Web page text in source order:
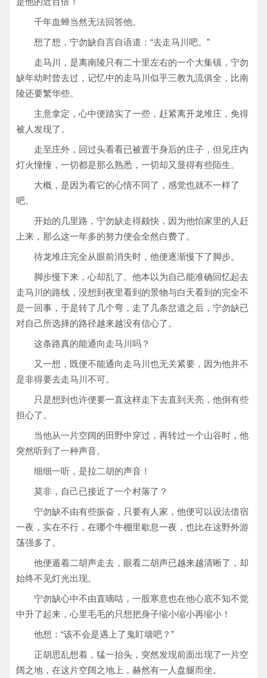
千年血蝉当然无法回答他。
想了想，宁勿缺自言自语道：“去走马川吧。”
走马川，是离南陵只有二十里左右的一个大集镇，宁勿
缺年幼时曾去过，记忆中的走马川似乎三教九流俱全，比南
陵还要繁华些。
主意拿定，心中便踏实了一些，赶紧离开龙堆庄，免得
被人发现了。
走至庄外，回过头看看已被置于身后的庄子，但见庄内
灯火憧憧，一切都是那么熟悉，一切却又显得有些陌生。
大概，是因为看它的心情不同了，感觉也就不一样了
吧。
开始的几里路，宁勿缺走得颇快，因为他怕家里的人赶
上来，那么这一年多的努力便会全然白费了。
待龙堆庄完全从眼前消失时，他便逐渐慢下了脚步。
脚步慢下来，心却乱了。他本以为自己能准确回忆起去
走马川的路线，没想到夜里看到的景物与白天看到的完全不
是一回事，于是转了几个弯，走了几条岔道之后，宁勿缺已
对自己所选择的路径越来越没有信心了。
这条路真的能通向走马川吗？
又一想，既便不能通向走马川也无关紧要，因为他并不
是非得要去走马川不可。
只是想到也许便要一直这样走下去直到天亮，他倒有些
担心了。
当他从一片空阔的田野中穿过，再转过一个山谷时，他
突然听到了一种声音。
细细一听，是拉二胡的声音！
莫非，自己已接近了一个村落了？
宁勿缺不由有些振奋，只要有人家，他便可以设法借宿
一夜，实在不行，在哪个牛棚里歇息一夜，也比在这野外游
荡强多了。
他便遁着二胡声走去，眼看二胡声已越来越清晰了，却
始终不见灯光出现。
宁勿缺心中不由直嘀咕，一股寒意也在他心底不知不觉
中升了起来，心里毛毛的只想把身子缩小缩小再缩小！
他想：“该不会是遇上了鬼盯墙吧？”
正胡思乱想着，猛一抬头，突然发现前面出现了一片空
阔之地，在这片空阔之地上，赫然有一人盘腿而坐。